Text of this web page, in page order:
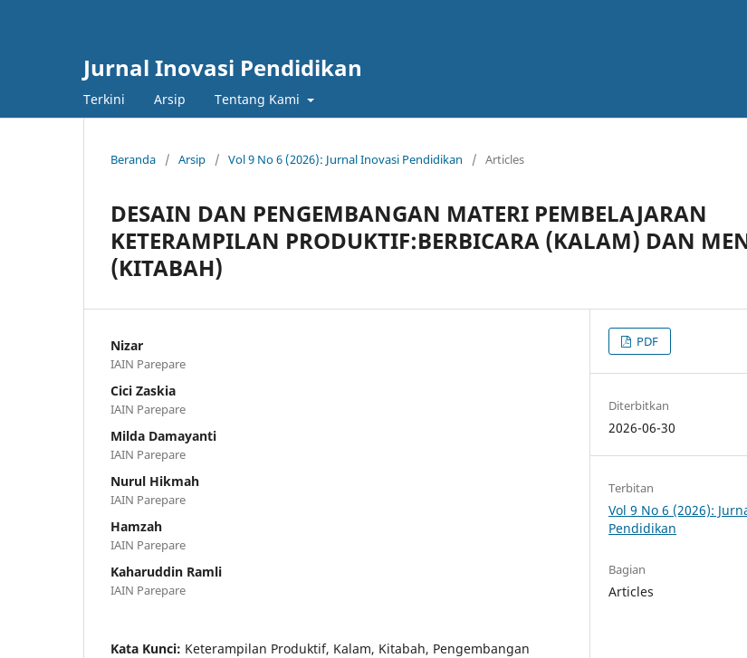
Jurnal Inovasi Pendidikan
Terkini Arsip Tentang Kami
Beranda / Arsip / Vol 9 No 6 (2026): Jurnal Inovasi Pendidikan / Articles
DESAIN DAN PENGEMBANGAN MATERI PEMBELAJARAN
KETERAMPILAN PRODUKTIF:BERBICARA (KALAM) DAN
(KITABAH)
Nizar
IAIN Parepare
Cici Zaskia
IAIN Parepare
Milda Damayanti
IAIN Parepare
Nurul Hikmah
IAIN Parepare
Hamzah
IAIN Parepare
Kaharuddin Ramli
IAIN Parepare
Kata Kunci: Keterampilan Produktif, Kalam, Kitabah, Pengembangan
PDF
Diterbitkan
2026-06-30
Terbitan
Vol 9 No 6 (2026):
Pendidikan
Bagian
Articles